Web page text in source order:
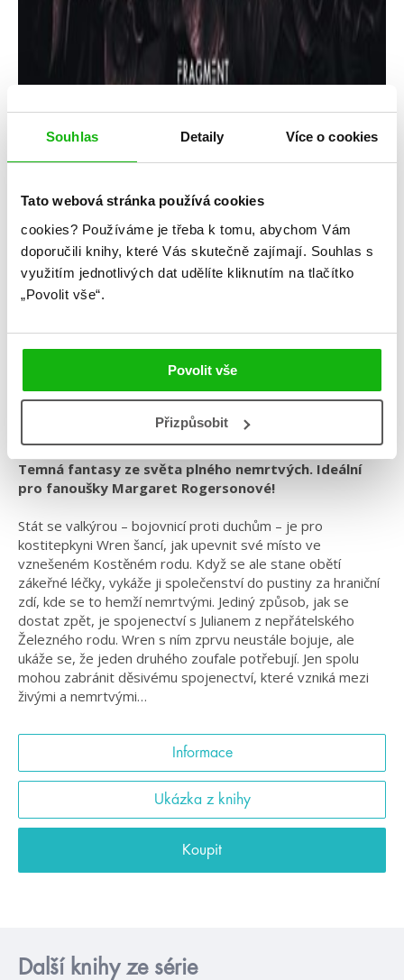
Souhlas Detaily Více o cookies
Tato webová stránka používá cookies
cookies? Používáme je třeba k tomu, abychom Vám
doporučili knihy, které Vás skutečně zajímají. Souhlas s
využitím jednotlivých dat udělíte kliknutím na tlačítko
„Povolit vše“.
Povolit vše
Přizpůsobit
Žánr: Fantasy
Série: Rod mrtvých
Kostitepci
#barevnáořízka #českáobálka #humbooktip
#nickipaupreto
#rodmrtvých
Temná fantasy ze světa plného nemrtvých. Ideální
pro fanoušky Margaret Rogersonové!
Stát se valkýrou – bojovnicí proti duchům – je pro
kostitepkyni Wren šancí, jak upevnit své místo ve
vznešeném Kostěném rodu. Když se ale stane obětí
zákeřné léčky, vykáže ji společenství do pustiny za hraniční
zdí, kde se to hemží nemrtvými. Jediný způsob, jak se
dostat zpět, je spojenectví s Julianem z nepřátelského
Železného rodu. Wren s ním zprvu neustále bojuje, ale
ukáže se, že jeden druhého zoufale potřebují. Jen spolu
mohou zabránit děsivému spojenectví, které vzniká mezi
živými a nemrtvými…
Informace
Ukázka z knihy
Koupit
Další knihy ze série